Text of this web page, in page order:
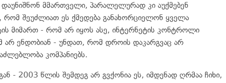
მმართველი, პარალელურად კი აუქმებენ
შეუძლიათ ეს ქმედება განახორციელონ ყველა
მიმართ - რომ არ იყოს ასე, ინტერნეტის კონტროლი
ენდობიან - უნდათ, რომ დროის დაკარგვაც არ
კომპანიებს.
- 2003 წლის შემდეგ არ გვქონია ეს, იმდენად ღრმაა ჩიხი,